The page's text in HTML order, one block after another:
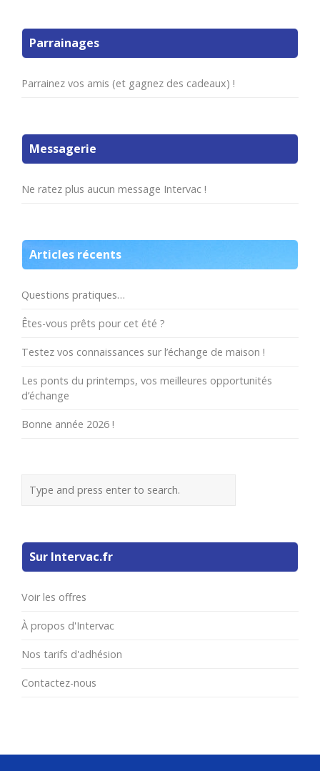
Parrainages
Parrainez vos amis (et gagnez des cadeaux) !
Messagerie
Ne ratez plus aucun message Intervac !
Articles récents
Questions pratiques…
Êtes-vous prêts pour cet été ?
Testez vos connaissances sur l’échange de maison !
Les ponts du printemps, vos meilleures opportunités
d’échange
Bonne année 2026 !
Sur Intervac.fr
Voir les offres
À propos d'Intervac
Nos tarifs d'adhésion
Contactez-nous